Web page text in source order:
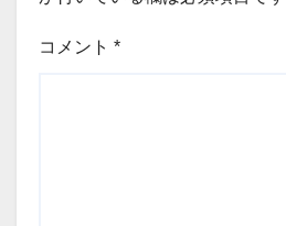
コメント *